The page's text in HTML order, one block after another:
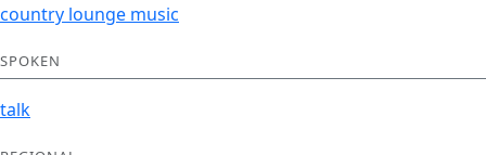
country lounge music
SPOKEN
talk